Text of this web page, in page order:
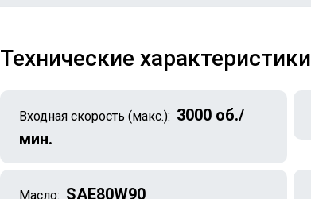
Технические характеристики
Входная скорость (макс.): 3000 об./
мин.
Масло: SAE80W90